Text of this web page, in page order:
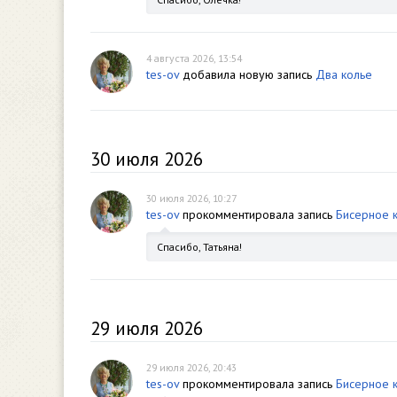
4 августа 2026, 13:54
tes-ovдобавила новую запись Два колье
30 июля 2026
30 июля 2026, 10:27
tes-ovпрокомментировала запись Бисерное
Спасибо, Татьяна!
29 июля 2026
29 июля 2026, 20:43
tes-ovпрокомментировала запись Бисерное